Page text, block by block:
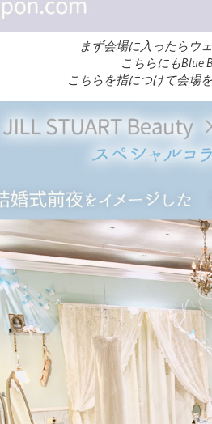
まず会場に入ったらウ
こちらにもBlue
こちらを指につけて会場